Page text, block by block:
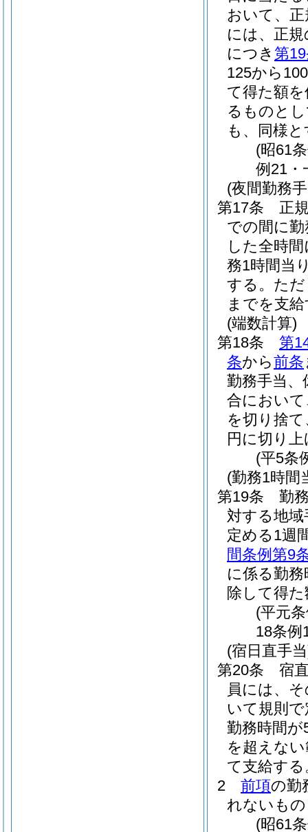
おいて、
には、正
につき 第
125から
て得た額
るものと
も、同様
(昭61
例21・
(夜間勤務
第17条
正
での間に
した全時
務1時間当
する。 た
までを支
(端数計算)
第18条
第
条から前条
勤務手当、
合におい
を切り捨
円に切り
(平5条
(勤務1時間
第19条
勤
対する地
定める1週
間条例第9
に係る勤
除して得
(平元
18条例
(宿日直手
第20条
宿
員には、
いて規則
勤務時間が
を超えな
て支給する
2
前項の勤
れないも
(昭61